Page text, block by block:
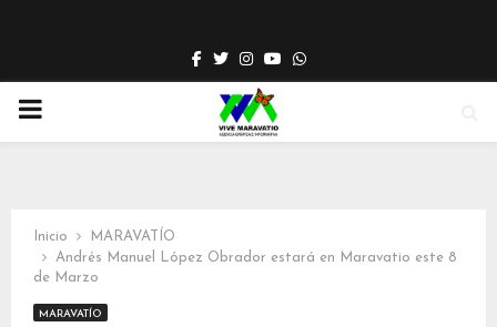
Facebook
TwitterInstagram
YoutubeWhatsapp
PRIMARY
Inicio
MARAVATÍO
Andrés Manuel López Obrador estará en Maravatio este 8
de Marzo
MARAVATÍO